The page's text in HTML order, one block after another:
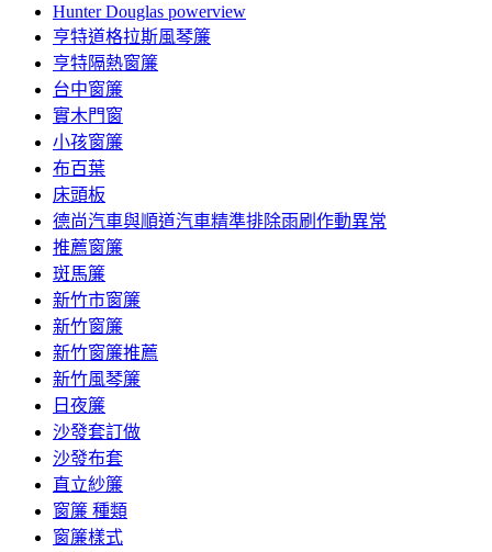
內
容
Hunter Douglas powerview
亨特道格拉斯風琴簾
亨特隔熱窗簾
台中窗簾
實木門窗
小孩窗簾
布百葉
床頭板
德尚汽車與順道汽車精準排除雨刷作動異常
推薦窗簾
斑馬簾
新竹市窗簾
新竹窗簾
新竹窗簾推薦
新竹風琴簾
日夜簾
沙發套訂做
沙發布套
直立紗簾
窗簾 種類
窗簾樣式